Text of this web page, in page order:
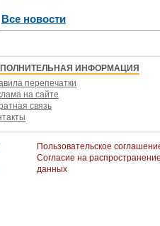
Все новости
ИНФОРМАЦИЯ
перепечатки
на сайте
связь
Пользовательское
Согласие на
данных